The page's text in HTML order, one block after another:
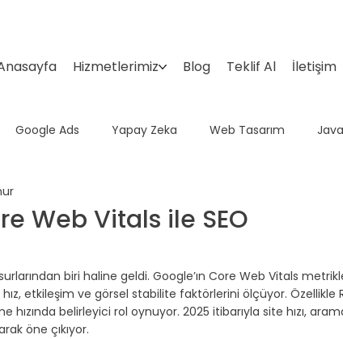
Hizmetlerimiz Blog Teklif Al İletişim
Google Ads Yapay Zeka Web Tasarım
Wix
Web Vitals ile SEO
biri haline geldi. Google’ın Core Web Vitals
etkileşim ve görsel stabilite faktörlerini ölçüyor. Özellikle
belirleyici rol oynuyor. 2025 itibarıyla site hızı,
öne çıkıyor.